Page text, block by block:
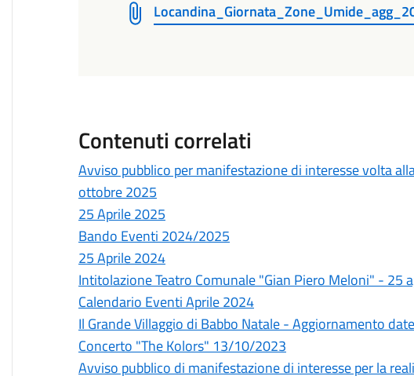
Contenuti correlati
Avviso pubblico per manifestazione di interesse volta
ottobre 2025
25 Aprile 2025
Bando Eventi 2024/2025
25 Aprile 2024
Intitolazione Teatro Comunale "Gian Piero Meloni" - 25
Calendario Eventi Aprile 2024
Il Grande Villaggio di Babbo Natale - Aggiornamento date
Concerto "The Kolors" 13/10/2023
Avviso pubblico di manifestazione di interesse per la